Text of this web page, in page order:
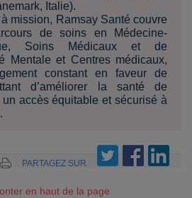
Italie).
mission, Ramsay Santé couvre
de soins en Médecine-
Soins Médicaux et de
Mentale et Centres médicaux,
constant en faveur de
d’améliorer la santé de
un accès équitable et sécurisé à
PARTAGEZ SUR
en haut de la page